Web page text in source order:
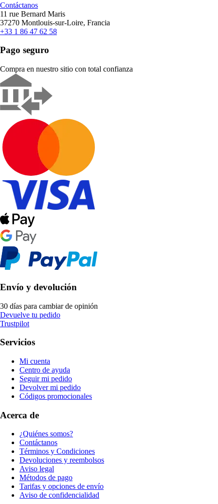
Contáctanos
11 rue Bernard Maris
37270 Montlouis-sur-Loire, Francia
+33 1 86 47 62 58
Pago seguro
Compra en nuestro sitio con total confianza
Envío y devolución
30 días para cambiar de opinión
Devuelve tu pedido
Trustpilot
Servicios
Mi cuenta
Centro de ayuda
Seguir mi pedido
Devolver mi pedido
Códigos promocionales
Acerca de
¿Quiénes somos?
Contáctanos
Términos y Condiciones
Devoluciones y reembolsos
Aviso legal
Métodos de pago
Tarifas y opciones de envío
Aviso de confidencialidad